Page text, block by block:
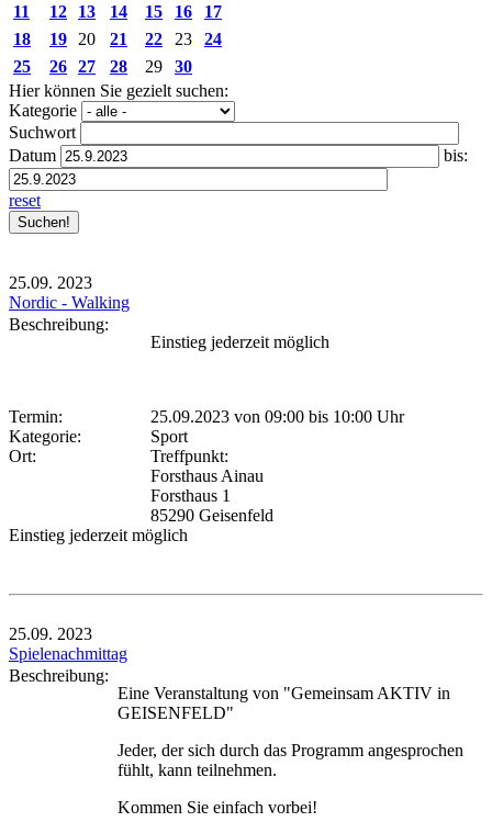
11
12 13 14 15 16
17
18
19 20 21 22 23
24
25
26 27 28 29
30
Hier können Sie gezielt suchen:
Kategorie
Suchwort
Datum
bis:
reset
25.09. 2023
Nordic - Walking
Beschreibung:
Einstieg jederzeit möglich
Termin: 25.09.2023 von 09:00 bis 10:00 Uhr
Kategorie:
Sport
Ort:
Treffpunkt:
Forsthaus Ainau
Forsthaus 1
85290 Geisenfeld
Einstieg jederzeit möglich
25.09. 2023
Spielenachmittag
Beschreibung:
Eine Veranstaltung von "Gemeinsam AKTIV in
GEISENFELD"
Jeder, der sich durch das Programm angesprochen
fühlt, kann teilnehmen.
Kommen Sie einfach vorbei!